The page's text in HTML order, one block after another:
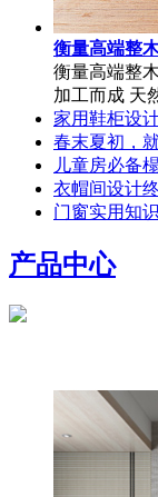
衡量高端整
衡量高端整
加工而成 天
家用鞋柜设
春末夏初，
儿童房必备
衣帽间设计
门窗实用知
产品中心